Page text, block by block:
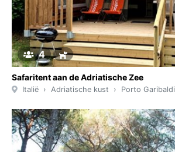
4
Safaritent aan de Adriatische Zee
Italië Adriatische kust Porto Garibaldi